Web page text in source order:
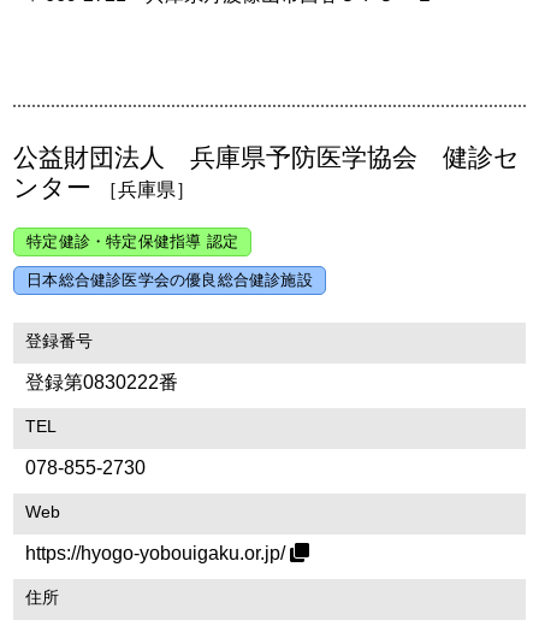
公益財団法人 兵庫県予防医学協会 健診セ
ンター
［兵庫県］
特定健診・特定保健指導 認定
日本総合健診医学会の優良総合健診施設
登録番号
登録第0830222番
TEL
078-855-2730
Web
https://hyogo-yobouigaku.or.jp/
住所